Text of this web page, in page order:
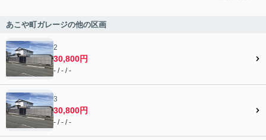
あこや町ガレージの他の区画
2
30,800円
- / - / -
3
30,800円
- / - / -